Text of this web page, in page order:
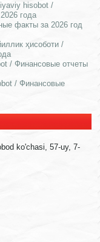
hisobot /
года
факты за 2026 год
ҳисоботи /
/ Финансовые отчеты
/ Финансовые
ko'chasi, 57-uy, 7-